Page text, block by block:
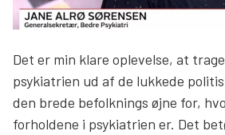
Det er min klare oplevelse, at
psykiatrien ud af de lukkede
den brede befolknings øjne for,
forholdene i psykiatrien er. Det